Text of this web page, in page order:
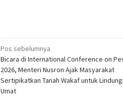
Navigasi
pos
Pos sebelumnya
Bicara di International Conference on
2026, Menteri Nusron Ajak Masyarakat
Sertipikatkan Tanah Wakaf untuk
Umat